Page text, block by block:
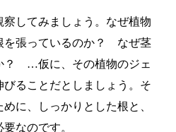
してみましょう。なぜ植物
を張っているのか？ なぜ茎
？ …仮に、その植物のジェ
ることだとしましょう。そ
に、しっかりとした根と、
なのです。